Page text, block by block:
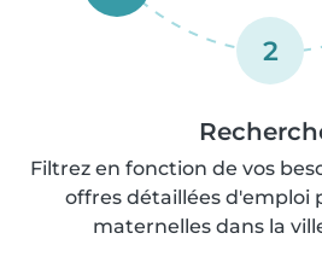
2
Filtrez en fonction de vos
offres détaillées d'emploi
maternelles dans la